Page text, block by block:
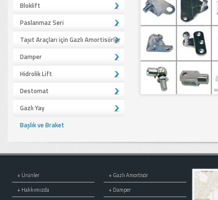
Bloklift
Paslanmaz Seri
Taşıt Araçları için Gazlı Amortisörler
Damper
Hidrolik Lift
Destomat
Gazlı Yay
Başlık ve Braket
+ Ürünler
+ Hakkımızda
+ Gazlı Amortisör
+ Damper